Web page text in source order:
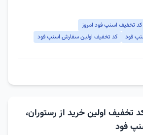
کد تخفیف اسنپ فود امروز
فود
کد تخفیف اولین سفارش اسنپ فود
کد تخفیف اولین خرید از رستوران،
فود